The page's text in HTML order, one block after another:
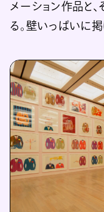
メーション作品と
る。壁いっぱいに